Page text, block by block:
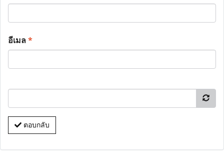
อีเมล*
ตอบกลับ